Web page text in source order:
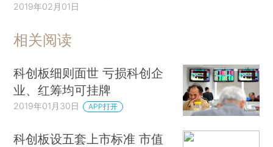
2019年02月01日
相关阅读
科创板细则面世 亏损科创企
业、红筹均可挂牌
2019年01月30日 APP打开
科创板设五套上市标准 市值